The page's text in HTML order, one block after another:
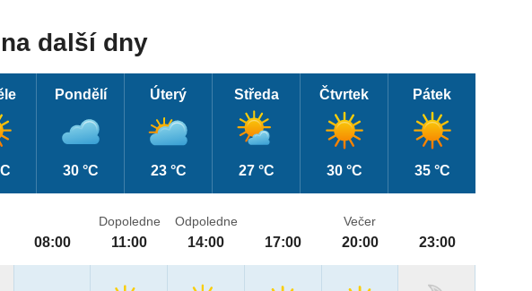
další dny
Pondělí
30 °C
Úterý
23 °C
Středa
27 °C
Čtvrtek
30 °C
Pátek
35 °C
08:00
Dopoledne
11:00
Odpoledne
14:00 17:00
Večer
20:00 23:00